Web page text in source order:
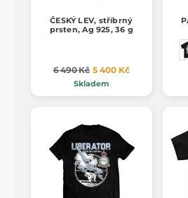
ČESKÝ LEV, stříbrný
prsten, Ag 925, 36 g
6 490 Kč 5 400 Kč
Skladem